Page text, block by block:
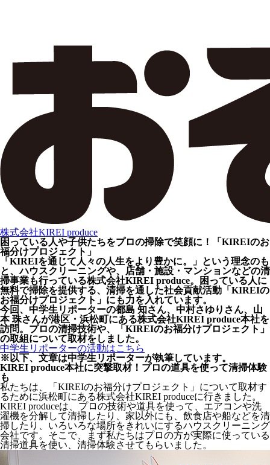
株式会社KIREI produce
困っている人や子供たちをプロの掃除で笑顔に！「KIREIのお
福分けプロジェクト」
「KIREIを通じて人々の人生をより豊かに。」という理念のも
と、ハウスクリーニングや、店舗・施設・マンションなどの清
掃事業も行っている株式会社KIREI produce。困っている人に
無料で掃除を提供する、清掃を通した社会貢献活動「KIREIの
お福分けプロジェクト」にも力を入れています。
今回、中学生リポーターの都島 知さん、中村さゆりさん、山
本 珠さんが港区・浜松町にある株式会社KIREI produce本社を
訪問。プロの清掃技術や、「KIREIのお福分けプロジェクト」
の取組について取材をしました。
中学生リポーターの活動はこちら
※以下、文章は中学生リポーターが執筆しています。
KIREI produce本社に突撃取材！プロの道具を使って清掃体験
も
私たちは、「KIREIのお福分けプロジェクト」について取材す
るために浜松町にある株式会社KIREI produceに行きました。
KIREI produceは、プロの技術や道具を使って、エアコンや洗
濯機を分解して清掃したり、家以外にも、飲食店や船などを清
掃したり、いろいろな場所をきれいにするハウスクリーニング
会社です。そこで、まず私たちはプロの方が実際に使っている
清掃道具を使い、清掃体験させてもらいました。